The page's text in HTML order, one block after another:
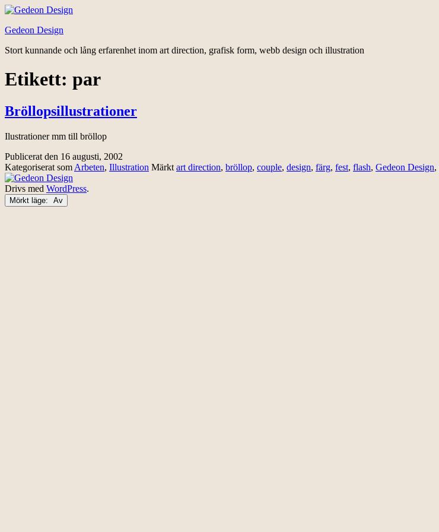
Hoppa
innehåll
Gedeon Design
Stort kunnande och lång erfarenhet inom art direction, grafisk form, webb design och illustration
Etikett: par
Bröllopsillustrationer
Ilustrationer mm till bröllop
Publicerat den 16 augusti, 2002
Kategoriserat som Arbeten, Illustration Märkt art direction, bröllop, couple, design, färg, fest, flash, Gedeon Design,
Drivs med WordPress.
Mörkt läge: